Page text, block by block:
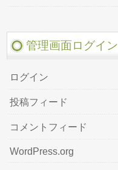
管理画面ログイン
ログイン
投稿フィード
コメントフィード
WordPress.org